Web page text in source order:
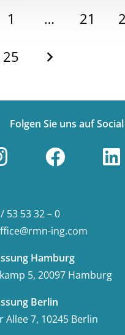
1 … 21
25
Folgen Sie uns auf
53 53 32 – 0
ing.com
Hamburg
5, 20097 Hamburg
Berlin
Allee 7, 10245 Berlin